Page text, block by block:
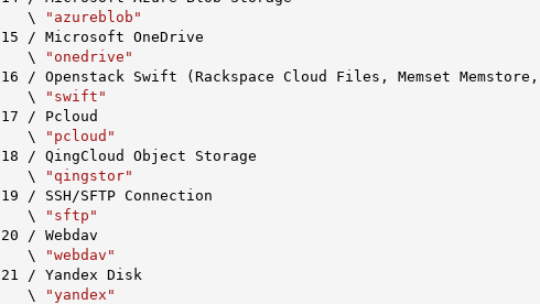
   \
"azureblob"
15 / Microsoft OneDrive
   \
"onedrive"
16 / Openstack Swift (Rackspace Cloud Files, Memset Memstore,
   \
"swift"
17 / Pcloud
   \
"pcloud"
18 / QingCloud Object Storage
   \
"qingstor"
19 / SSH/SFTP Connection
   \
"sftp"
20 / Webdav
   \
"webdav"
21
/ Yandex Disk
   \
"yandex"